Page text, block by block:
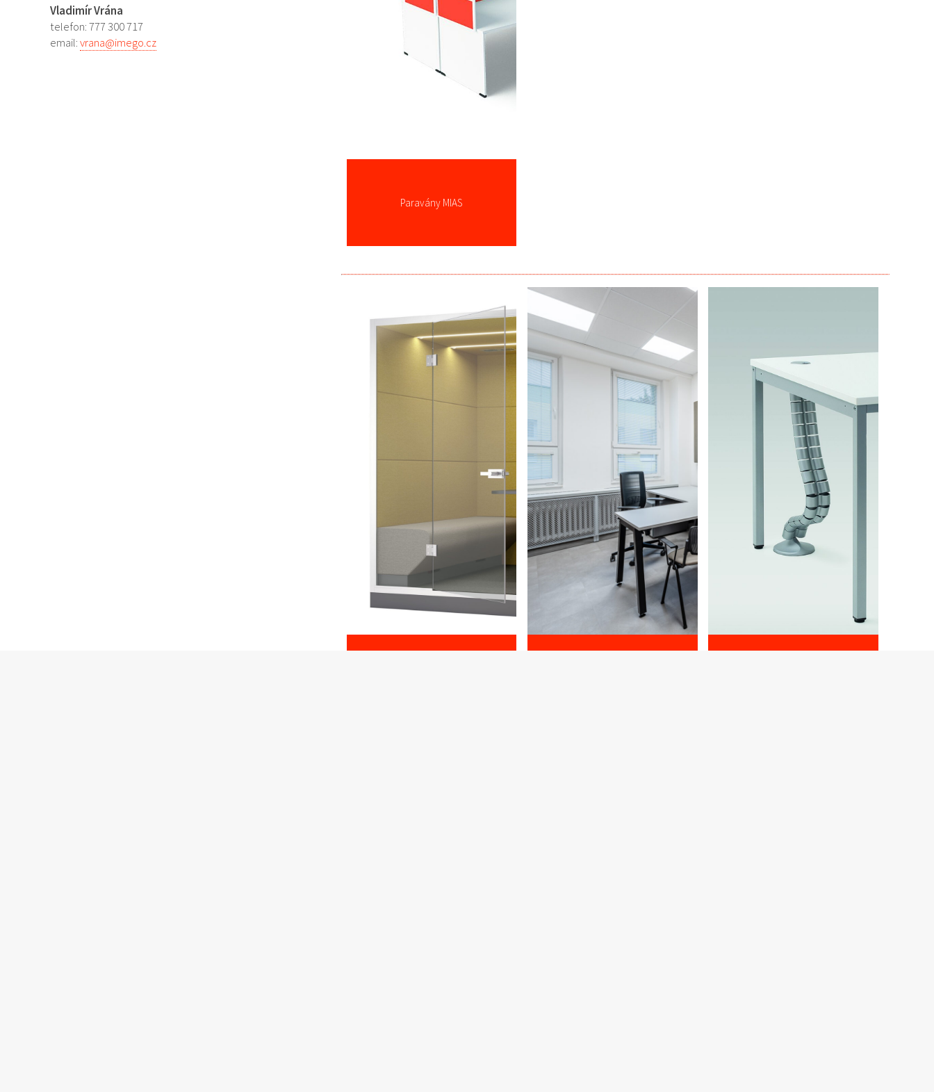
Vladimír Vrána
telefon: 777 300 717
email:vrana@imego.cz
Paravány MIAS
více zde ... více zde ...